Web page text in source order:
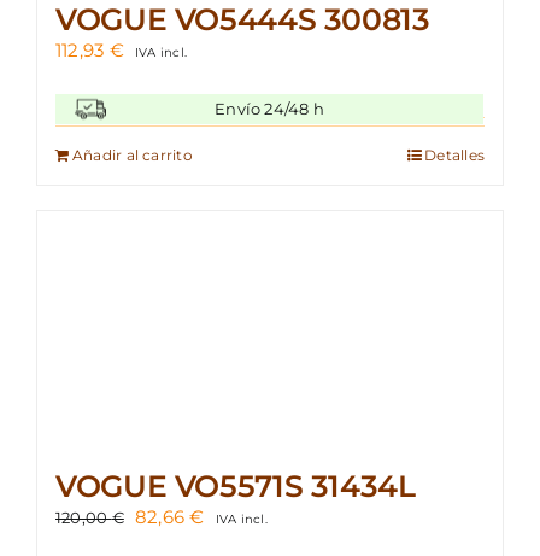
VOGUE VO5444S 300813
112,93 € IVA incl.
Envío 24/48 h
Añadir al carrito Detalles
VOGUE VO5571S 31434L
120,00€ El
82,66€ElIVA incl.